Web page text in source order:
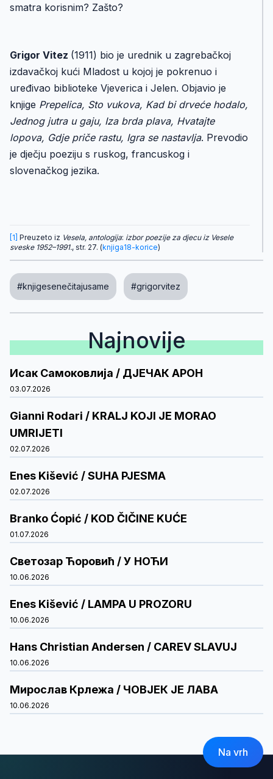
smatra korisnim? Zašto?
Grigor Vitez (1911) bio je urednik u zagrebačkoj
izdavačkoj kući Mladost u kojoj je pokrenuo i
uređivao biblioteke Vjeverica i Jelen. Objavio je
knjige Prepelica, Sto vukova, Kad bi drveće hodalo,
Jednog jutra u gaju, Iza brda plava, Hvatajte
lopova, Gdje priče rastu, Igra se nastavlja. Prevodio
je dječju poeziju s ruskog, francuskog i
slovenačkog jezika.
[1] Preuzeto iz Vesela, antologija: izbor poezije za djecu iz Vesele
sveske 1952–1991., str. 27. (knjiga18-korice)
#knjigesenečitajusame #grigorvitez
Najnovije
Исак Самоковлија / ДЈЕЧАК АРОН
03.07.2026
Gianni Rodari / KRALJ KOJI JE MORAO
UMRIJETI
02.07.2026
Enes Kišević / SUHA PJESMA
02.07.2026
Branko Ćopić / KOD ČIČINE KUĆE
01.07.2026
Светозар Ћоровић / У НОЋИ
10.06.2026
Enes Kišević / LAMPA U PROZORU
10.06.2026
Hans Christian Andersen / CAREV SLAVUJ
10.06.2026
Мирослав Крлежа / ЧОВЈЕК ЈЕ ЛАВА
10.06.2026
Na vrh